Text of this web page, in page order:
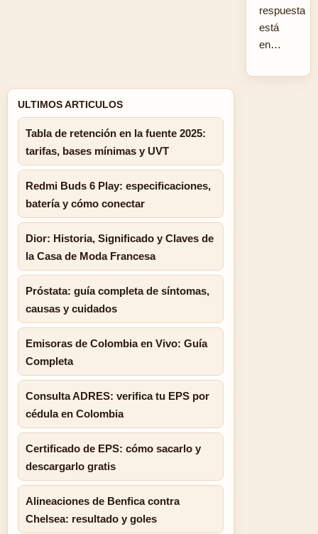
respuesta
está
en…
ULTIMOS ARTICULOS
Tabla de retención en la fuente 2025:
tarifas, bases mínimas y UVT
Redmi Buds 6 Play: especificaciones,
batería y cómo conectar
Dior: Historia, Significado y Claves de
la Casa de Moda Francesa
Próstata: guía completa de síntomas,
causas y cuidados
Emisoras de Colombia en Vivo: Guía
Completa
Consulta ADRES: verifica tu EPS por
cédula en Colombia
Certificado de EPS: cómo sacarlo y
descargarlo gratis
Alineaciones de Benfica contra
Chelsea: resultado y goles